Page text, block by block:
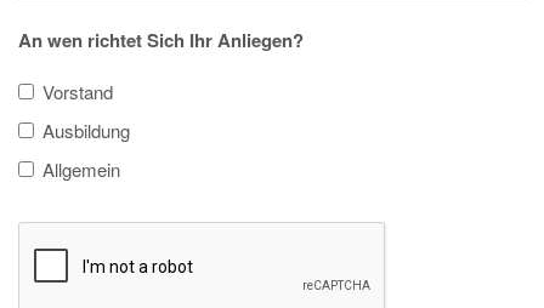
An wen richtet Sich Ihr Anliegen?
Vorstand
Ausbildung
Allgemein